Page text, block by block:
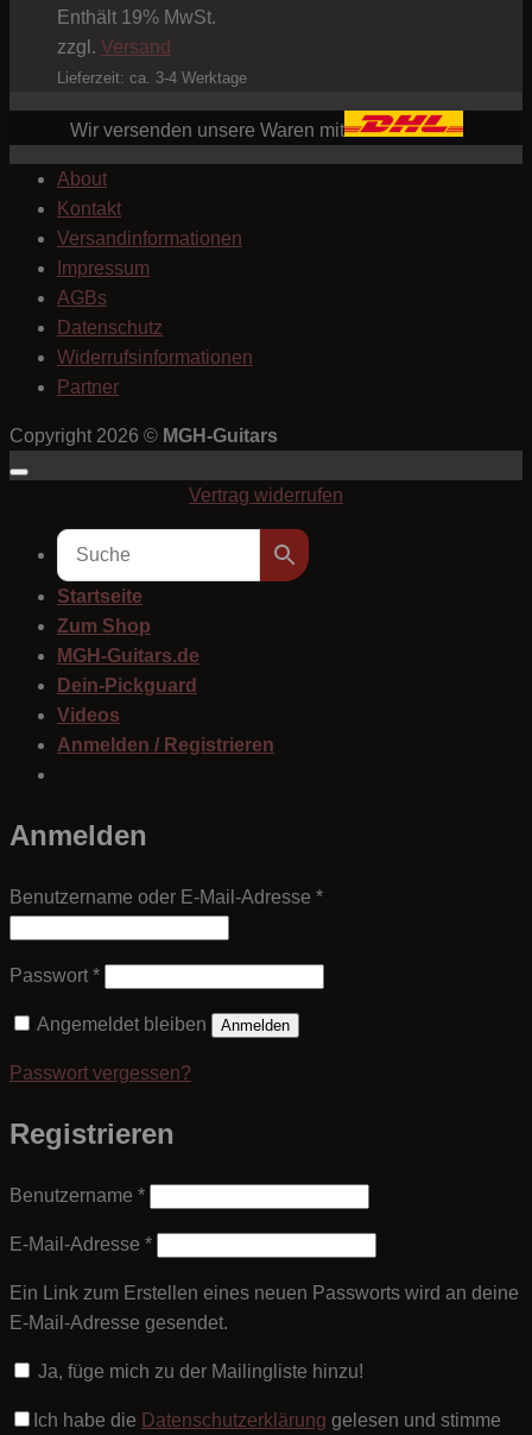
Enthält 19% MwSt.
zzgl. Versand
Lieferzeit: ca. 3-4 Werktage
Wir versenden unsere Waren mit
About
Kontakt
Versandinformationen
Impressum
AGBs
Datenschutz
Widerrufsinformationen
Partner
Copyright 2026 © MGH-Guitars
Vertrag widerrufen
Startseite
Zum Shop
MGH-Guitars.de
Dein-Pickguard
Videos
Anmelden / Registrieren
Anmelden
Benutzername oder E-Mail-Adresse *Erforderlich
Passwort *Erforderlich
Angemeldet bleiben Anmelden
Passwort vergessen?
Registrieren
Benutzername *Erforderlich
E-Mail-Adresse *Erforderlich
Ein Link zum Erstellen eines neuen Passworts wird an deine
E-Mail-Adresse gesendet.
Ja, füge mich zu der Mailingliste hinzu!
Ich habe die Datenschutzerklärung gelesen und stimme